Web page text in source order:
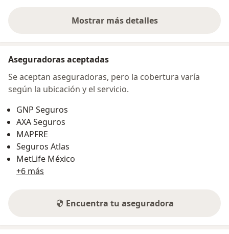
Mostrar más detalles
sobre la dirección
Aseguradoras aceptadas
Se aceptan aseguradoras, pero la cobertura varía
según la ubicación y el servicio.
GNP Seguros
AXA Seguros
MAPFRE
Seguros Atlas
MetLife México
+6 más
Encuentra tu aseguradora